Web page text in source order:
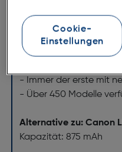
- Spitzenqualität mit 3
Garantie
- Immer der erste mit
- Über 450 Modelle
Alternative zu: Canon
Kapazität: 875 mAh
Cookie-
Einstellungen